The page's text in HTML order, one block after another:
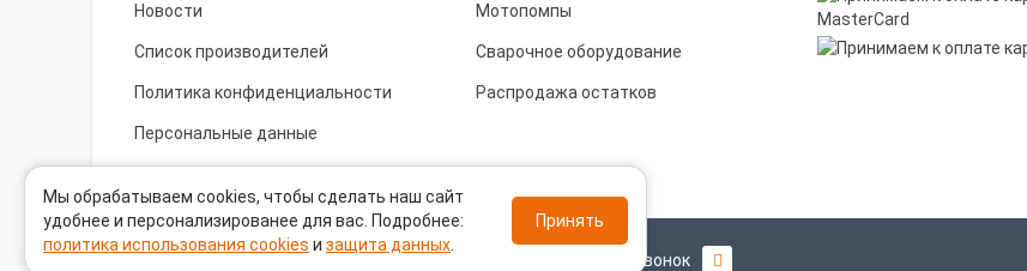
Новости
Список производителей
Политика конфиденциальности
Персональные данные
Мотопомпы
Сварочное оборудование
Распродажа остатков
Заказать звонок
Мы обрабатываем cookies, чтобы сделать наш сайт
удобнее и персонализированее для вас. Подробнее:
политика использования cookies и защита данных
Принять